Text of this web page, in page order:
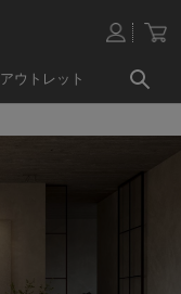
アウトレット